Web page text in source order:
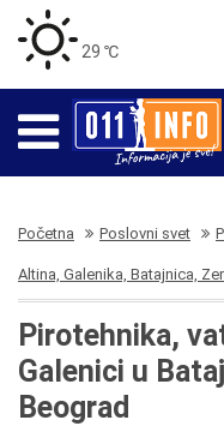
29 ℃
Početna Poslovni svet
Altina, Galenika, Batajnica,
Pirotehnika,
Galenici u
Beograd